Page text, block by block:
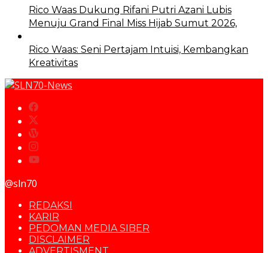
Rico Waas Dukung Rifani Putri Azani Lubis
Menuju Grand Final Miss Hijab Sumut 2026,
Rico Waas: Seni Pertajam Intuisi, Kembangkan
Kreativitas
@sln70
REDAKSI
KARIR
PEDOMAN MEDIA SIBER
DISCLAIMER